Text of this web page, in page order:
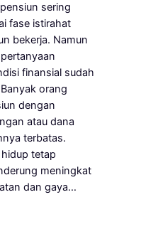
sering
fase istirahat
bekerja. Namun
finansial sudah
orang
dengan
atau dana
terbatas.
tetap
meningkat
dan gaya…